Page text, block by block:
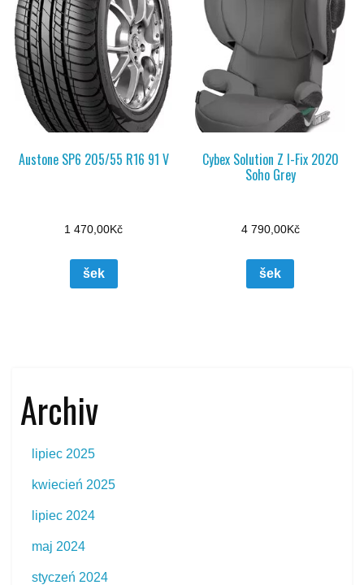
Austone SP6 205/55 R16 91 V
1 470,00Kč
šek
Cybex Solution Z I-Fix 2020
Soho Grey
4 790,00Kč
šek
Archiv
lipiec 2025
kwiecień 2025
lipiec 2024
maj 2024
styczeń 2024